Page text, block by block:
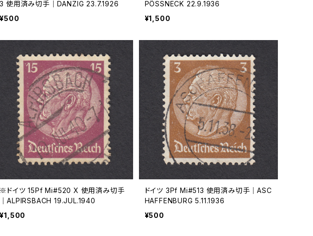
3 使用済み切手｜DANZIG 23.7.1926
¥500
PÖSSNECK 22.9.1936
¥1,500
※ドイツ 15Pf Mi#520 X 使用済み切手
｜ALPIRSBACH 19.JUL.1940
¥1,500
ドイツ 3Pf Mi#513 使用済み切手｜ASC
HAFFENBURG 5.11.1936
¥500